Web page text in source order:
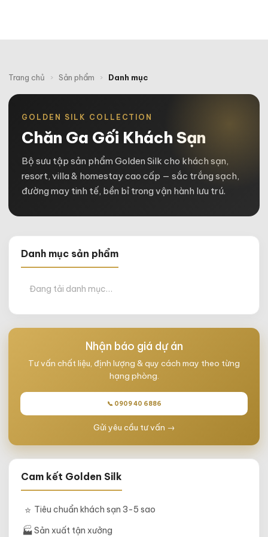
Trang chủ › Sản phẩm › Danh mục
GOLDEN SILK COLLECTION
Chăn Ga Gối Khách Sạn
Bộ sưu tập sản phẩm Golden Silk cho khách sạn,
resort, villa & homestay cao cấp — sắc trắng sạch,
đường may tinh tế, bền bỉ trong vận hành lưu trú.
Danh mục sản phẩm
Đang tải danh mục…
Nhận báo giá dự án
Tư vấn chất liệu, định lượng & quy cách may theo từng
hạng phòng.
📞 0909 40 6886
Gửi yêu cầu tư vấn →
Cam kết Golden Silk
⭐ Tiêu chuẩn khách sạn 3-5 sao
🏭Sản xuất tận xưởng